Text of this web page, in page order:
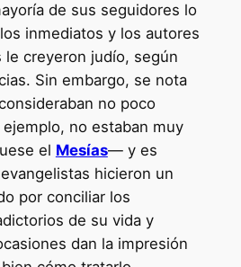
de sus seguidores lo
inmediatos y los autores
le creyeron judío, según
Sin embargo, se nota
no poco
no estaban muy
el Mesías— y es
hicieron un
por conciliar los
de su vida y
dan la impresión